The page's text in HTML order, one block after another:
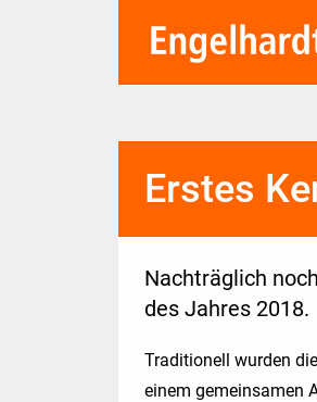
Erstes
Nachträglich
des Jahres 2018.
Traditionell wurden
einem gemeinsamen